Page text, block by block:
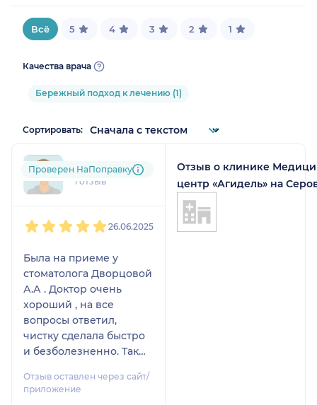
Всё 5 4 3 2 1
Качества врача
Бережный подход к лечению (1)
Сортировать:
vik....@....ru
1 отзыв
Проверен НаПоправку
26.06.2025
Была на приеме у
стоматолога Дворцовой
А.А . Доктор очень
хороший , на все
вопросы ответил,
чистку сделала быстро
и безболезненно. Так
как мне кажется самые
низкие в городе . Кровь
Отзыв оставлен через сайт/
приложение
Отзыв о клинике
центр «Агидель» на